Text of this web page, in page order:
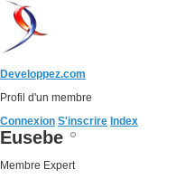
Developpez.com
Profil d'un membre
Connexion S'inscrire Index
Eusebe
Membre Expert